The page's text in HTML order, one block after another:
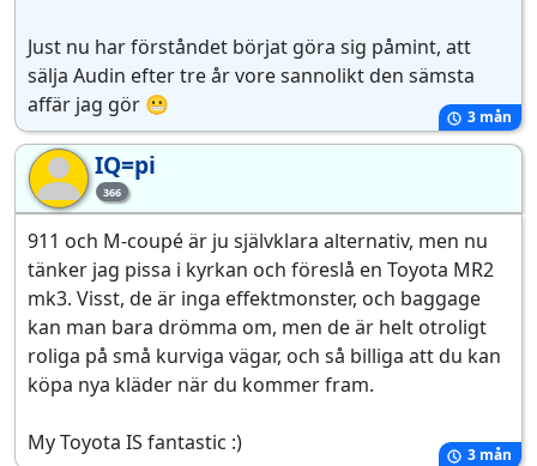
Just nu har förståndet börjat göra sig påmint, att
sälja Audin efter tre år vore sannolikt den sämsta
affär jag gör 😬
3 mån
IQ 366
IQ=pi
911 och M-coupé är ju självklara alternativ, men nu
tänker jag pissa i kyrkan och föreslå en Toyota MR2
mk3. Visst, de är inga effektmonster, och baggage
kan man bara drömma om, men de är helt otroligt
roliga på små kurviga vägar, och så billiga att du kan
köpa nya kläder när du kommer fram.
My Toyota IS fantastic :) 3 mån